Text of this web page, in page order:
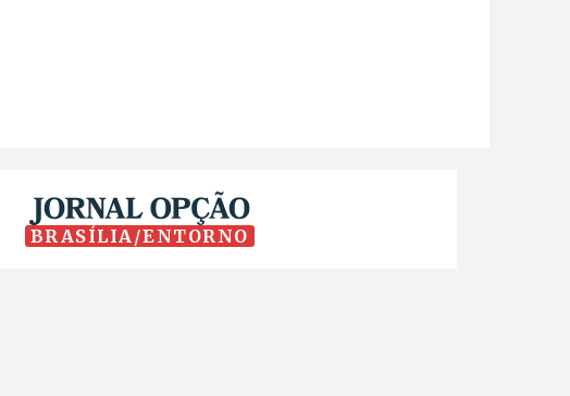
BRASÍLIA/ENTORNO